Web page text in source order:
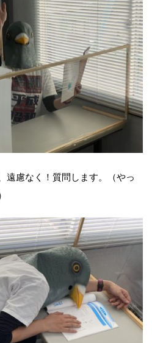
遠慮なく！質問します。（やっ